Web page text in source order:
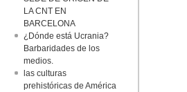
LA CNT EN
BARCELONA
¿Dónde está Ucrania?
Barbaridades de los
medios.
las culturas
prehistóricas de América